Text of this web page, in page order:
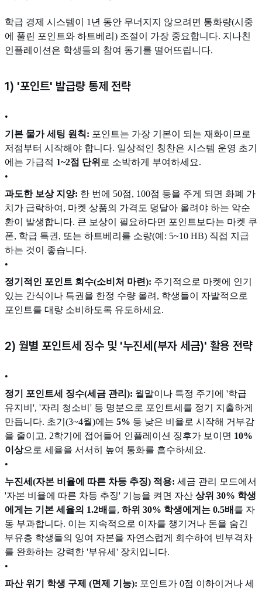
학급 경제 시스템이 1년 동안 무너지지 않으려면 통화량(시중
에 풀린 포인트와 하트베리) 조절이 가장 중요합니다. 지나친
인플레이션은 학생들의 참여 동기를 떨어뜨립니다.
1) '포인트' 발급량 통제 전략
•
기본 물가 세팅 원칙: 포인트는 가장 기본이 되는 재화이므로
저점부터 시작해야 합니다. 일상적인 칭찬은 시스템 운영 초기
에는 가급적 1~2점 단위 로 소박하게 부여하세요.
•
과도한 보상 지양: 한 번에 50점, 100점 등을 주게 되면 화폐 가
치가 급락하여, 마켓 상품의 가격도 덩달아 올려야 하는 악순
환이 발생합니다. 큰 보상이 필요하다면 포인트보다는 마켓 쿠
폰, 학급 특권, 또는 하트베리를 소량(예: 5~10 HB) 직접 지급
하는 것이 좋습니다.
•
정기적인 포인트 회수(소비처 마련): 주기적으로 마켓에 인기
있는 간식이나 특권을 한정 수량 올려, 학생들이 자발적으로
포인트를 대량 소비하도록 유도하세요.
2) 월별 포인트세 징수 및 '누진세(부자 세금)' 활용 전략
•
정기 포인트세 징수(세금 관리): 월말이나 특정 주기에 '학급
유지비', '자리 청소비' 등 명분으로 포인트세를 정기 지출하게
만듭니다. 초기(3~4월)에는 5% 등 낮은 비율로 시작해 거부감
을 줄이고, 2학기에 접어들어 인플레이션 징후가 보이면 10%
이상으로 세율을 서서히 높여 통화를 흡수하세요.
•
누진세(자본 비율에 따른 차등 추징) 적용: 세금 관리 모드에서
'자본 비율에 따른 차등 추징' 기능을 켜면 자산 상위 30% 학생
에게는 기본 세율의 1.2배 를, 하위 30% 학생에게는 0.5배 를 자
동 부과합니다. 이는 지속적으로 이자를 챙기거나 돈을 숨긴
부유층 학생들의 잉여 자본을 자연스럽게 회수하여 빈부격차
를 완화하는 강력한 '부유세' 장치입니다.
•
파산 위기 학생 구제 (면제 기능): 포인트가 0점 이하이거나 세